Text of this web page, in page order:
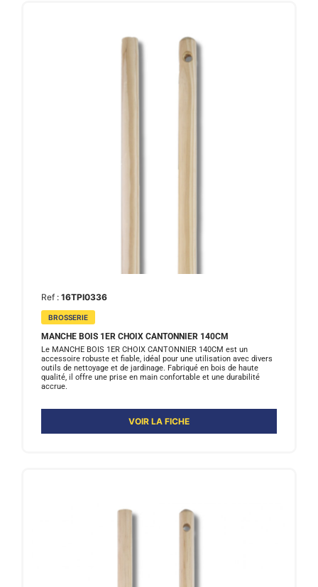
Ref : 16TPI0336
BROSSERIE
MANCHE BOIS 1ER CHOIX CANTONNIER 140CM
Le MANCHE BOIS 1ER CHOIX CANTONNIER 140CM est un
accessoire robuste et fiable, idéal pour une utilisation avec divers
outils de nettoyage et de jardinage. Fabriqué en bois de haute
qualité, il offre une prise en main confortable et une durabilité
accrue.
VOIR LA FICHE